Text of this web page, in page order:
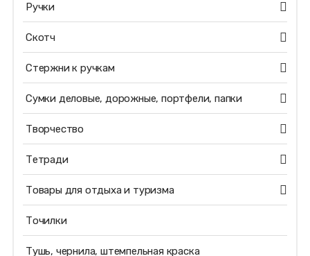
Ручки
Скотч
Стержни к ручкам
Сумки деловые, дорожные, портфели, папки
Творчество
Тетради
Товары для отдыха и туризма
Точилки
Тушь, чернила, штемпельная краска